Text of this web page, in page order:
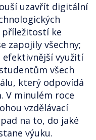
uzavřít digitální
příležitostí ke
zapojily všechny;
využití
všech
který odpovídá
V minulém roce
vzdělávací
na to, do jaké
výuku.